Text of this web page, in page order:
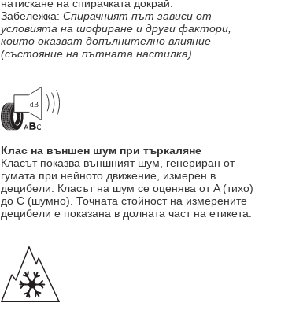
натискане на спирачката докрай.
Забележка: Спирачният път зависи от
условията на шофиране и други фактори,
които оказват допълнително влияние
(състояние на пътната настилка).
Клас на външен шум при търкаляне
Класът показва външният шум, генериран от
гумата при нейното движение, измерен в
децибели. Класът на шум се оценява от A (тихо)
до C (шумно). Точната стойност на измерените
децибели е показана в долната част на етикета.